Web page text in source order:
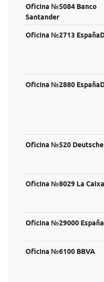
Oficina №5084 Banco
Santander
Oficina №2713
Oficina №2880
Oficina №520 Deutsche
Oficina №8029 La Caixa
Oficina №29000
Oficina №6100 BBVA